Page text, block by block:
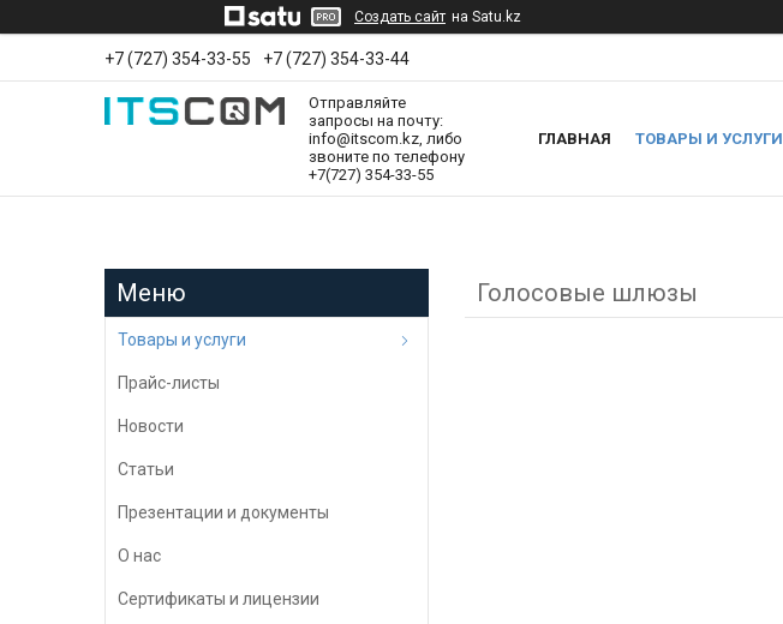
Создать сайт на Satu.kz
+7 (727) 354-33-55 +7 (727) 354-33-44
Отправляйте
запросы на почту:
info@itscom.kz, либо
звоните по телефону
+7(727) 354-33-55
ГЛАВНАЯ ТОВАРЫ И УСЛУГИ
Голосовые шлюзы
Товары и услуги
Прайс-листы
Новости
Статьи
Презентации и документы
О нас
Сертификаты и лицензии